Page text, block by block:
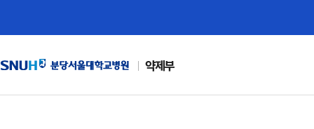
약제부